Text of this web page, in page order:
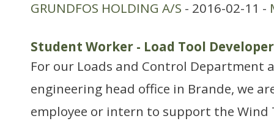
GRUNDFOS HOLDING A/S - 2016-02-11 -
Student Worker - Load Tool
For our Loads and Control Department
engineering head office in Brande, we
employee or intern to support the Wind